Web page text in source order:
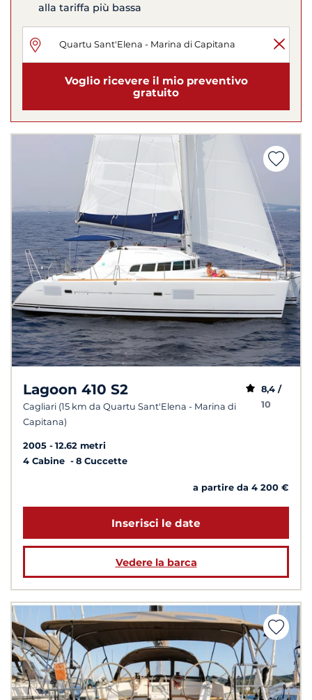
alla tariffa più bassa
Voglio ricevere il mio preventivo
gratuito
Lagoon 410 S2
Cagliari (15 km da Quartu Sant'Elena - Marina di
Capitana)
8,4 /
10
2005
12.62 metri
4 Cabine
8 Cuccette
a partire da 4 200 €
Inserisci le date
Vedere la barca